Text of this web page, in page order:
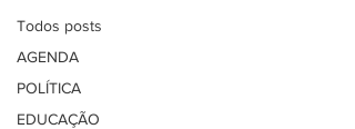
Todos posts
AGENDA
POLÍTICA
EDUCAÇÃO